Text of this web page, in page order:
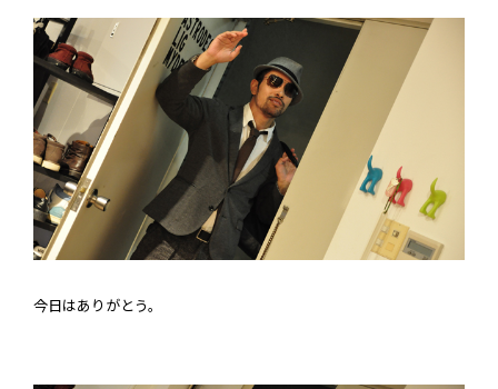
今日はありがとう。